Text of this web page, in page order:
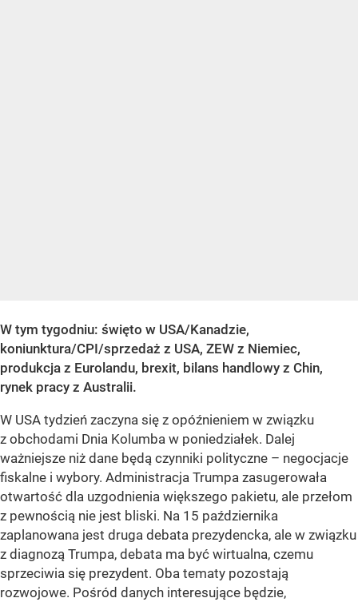
W tym tygodniu: święto w USA/Kanadzie,
koniunktura/CPI/sprzedaż z USA, ZEW z Niemiec,
produkcja z Eurolandu, brexit, bilans handlowy z Chin,
rynek pracy z Australii.
W USA tydzień zaczyna się z opóźnieniem w związku
z obchodami Dnia Kolumba w poniedziałek. Dalej
ważniejsze niż dane będą czynniki polityczne – negocjacje
fiskalne i wybory. Administracja Trumpa zasugerowała
otwartość dla uzgodnienia większego pakietu, ale przełom
z pewnością nie jest bliski. Na 15 października
zaplanowana jest druga debata prezydencka, ale w związku
z diagnozą Trumpa, debata ma być wirtualna, czemu
sprzeciwia się prezydent. Oba tematy pozostają
rozwojowe. Pośród danych interesujące będzie,